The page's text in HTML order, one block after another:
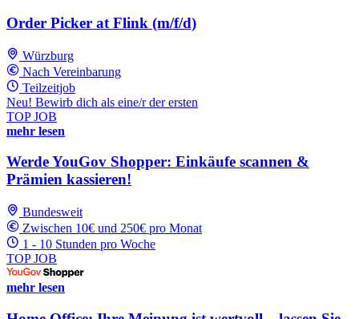
Order Picker at Flink (m/f/d)
Würzburg
Nach Vereinbarung
Teilzeitjob
Neu! Bewirb dich als eine/r der ersten
TOP JOB
mehr lesen
Werde YouGov Shopper: Einkäufe scannen &
Prämien kassieren!
Bundesweit
Zwischen 10€ und 250€ pro Monat
1 - 10 Stunden pro Woche
TOP JOB
mehr lesen